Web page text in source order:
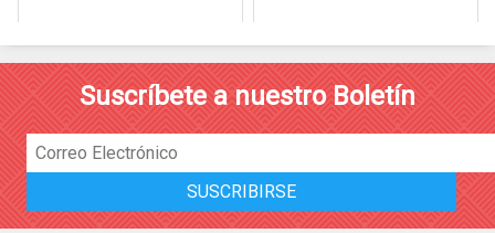
Suscríbete a nuestro Boletín